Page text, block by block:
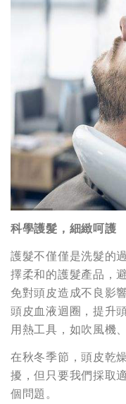
科學護髮，細緻呵護
護髮不僅僅是洗髮的
擇柔和的護髮產品，
免對頭皮造成不良影
頭皮血液迴圈，提升
用熱工具，如吹風機
在秋冬季節，頭皮乾
擾，但只要我們採取
個問題。